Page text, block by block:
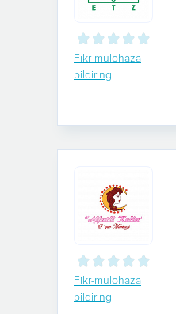
Fikr-mulohaza
bildiring
Fikr-mulohaza
bildiring